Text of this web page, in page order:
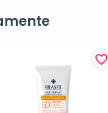
favorite_border